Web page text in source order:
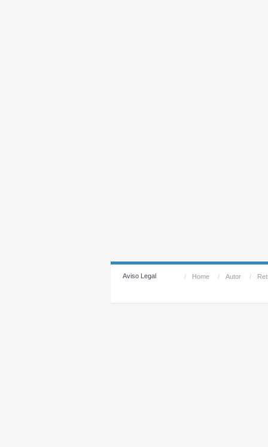
Aviso Legal / Home / Autor /